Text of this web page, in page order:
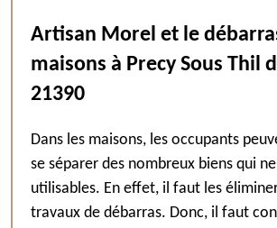
Artisan Morel et le
maisons à Precy Sous Thil
21390
Dans les maisons, les occupants
se séparer des nombreux biens qui
utilisables. En effet, il faut les
travaux de débarras. Donc, il faut